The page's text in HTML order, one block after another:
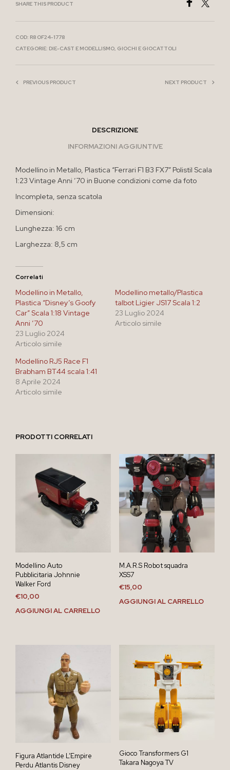
SHARE THIS PRODUCT
COD: R8 OF24-1778
CATEGORIE: DIE-CAST E MODELLISMO, GIOCHI E GIOCATTOLI
PREVIOUS PRODUCT NEXT PRODUCT
DESCRIZIONE
INFORMAZIONI AGGIUNTIVE
Modellino in Metallo, Plastica “Ferrari F1 B3 FX7” Polistil Scala
1:23 Vintage Anni ’70 in Buone condizioni come da foto
Incompleta, senza scatola
Dimensioni:
Lunghezza: 16 cm
Larghezza: 8,5 cm
Correlati
Modellino in Metallo,
Plastica “Disney’s Goofy
Car” Scala 1:18 Vintage
Anni ’70
23 Luglio 2024
Articolo simile
Modellino metallo/Plastica
talbot Ligier JS17 Scala 1:2
23 Luglio 2024
Articolo simile
Modellino RJ5 Race F1
Brabham BT44 scala 1:41
8 Aprile 2024
Articolo simile
PRODOTTI CORRELATI
Modellino Auto
Pubblicitaria Johnnie
Walker Ford
€10,00
AGGIUNGI AL CARRELLO
M.A.R.S Robot squadra
XSS7
€15,00
AGGIUNGI AL CARRELLO
Figura Atlantide L’Empire
Perdu Atlantis Disney
Gioco Transformers G1
Takara Nagoya TV